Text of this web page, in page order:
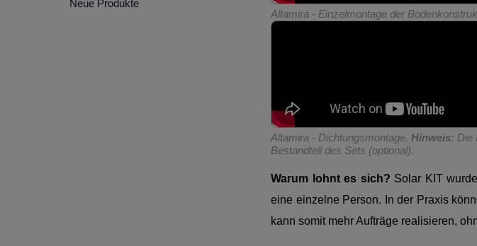
Neue Produkte
Altamira - Einzelmontage der
Altamira - Dichtungsmontage. Hinweis: Die
Bestandteil des Sets (optional).
Warum lohnt es sich? Solar KIT
eine einzelne Person. In der Praxis
kann somit mehr Aufträge realisieren,